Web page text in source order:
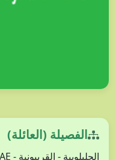
الفصيلة (العائلة)
الحلبلوبية - القربيونية - EUPHORBIACEAE